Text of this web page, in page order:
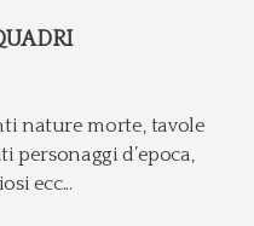
nature morte, tavole
d’epoca,
ecc...